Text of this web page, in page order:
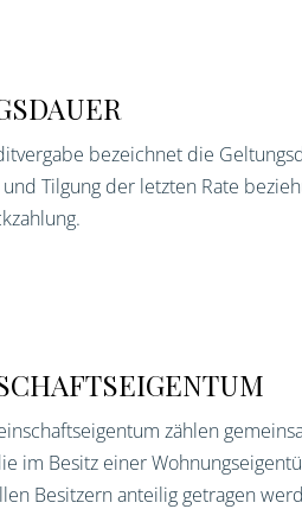
bezeichnet die
Tilgung der letzten Rate
zählen
im Besitz einer
Besitzern anteilig getragen